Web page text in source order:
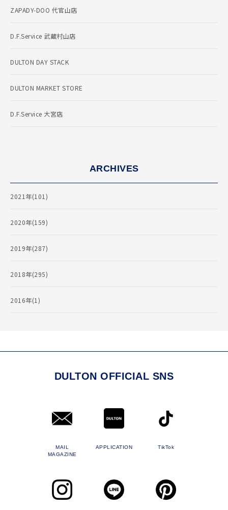
ZAPADY-DOO 代官山店
D.F.Service 武蔵村山店
DULTON DAY STACK
DULTON MARKET STORE
D.F.Service 大宮店
ARCHIVES
2021年(101)
2020年(159)
2019年(287)
2018年(295)
2016年(1)
DULTON OFFICIAL SNS
MAIL
MAGAZINE
APPLICATION TikTok